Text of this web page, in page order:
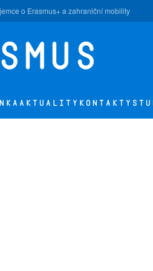
o Erasmus+ a zahraniční mobility
AKTUALITY KONTAKTY